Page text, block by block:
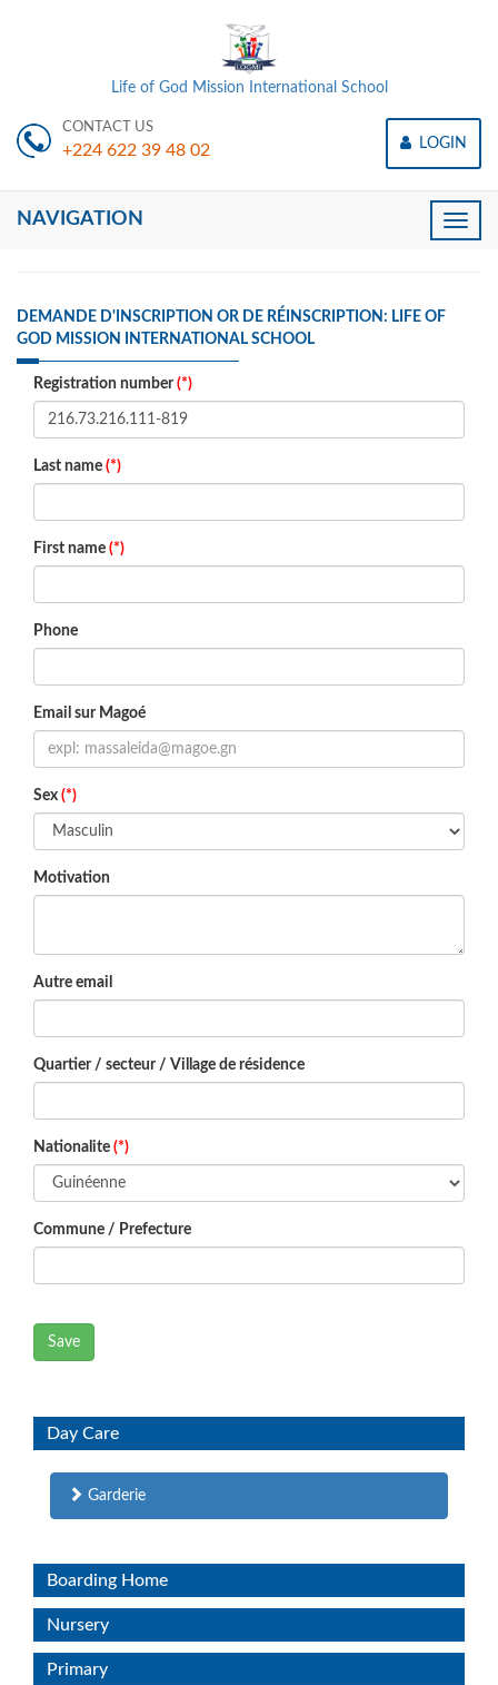
Life of God Mission International School
CONTACT US
+224 622 39 48 02 LOGIN
Toggle
NAVIGATION
DEMANDE D'INSCRIPTION OR DE RÉINSCRIPTION: LIFE OF
GOD MISSION INTERNATIONAL SCHOOL
Registration number(*)
Last name (*)
First name (*)
Phone
Email sur Magoé
Sex (*)
Motivation
Autre email
Quartier / secteur / Village de résidence
Nationalite (*)
Commune / Prefecture
Save
Day Care
Garderie
Boarding Home
Nursery
Primary